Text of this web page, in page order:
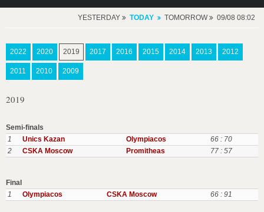
YESTERDAY TODAY TOMORROW 09/08 08:02
2022 2020 2019 2017 2016 2015 2014 2013 2012
2011 2010 2009
2019
Semi-finals
1
Unics Kazan Olympiacos
66 : 70
2
CSKA Moscow Promitheas 77 : 57
Final
1
Olympiacos CSKA Moscow 66 : 91